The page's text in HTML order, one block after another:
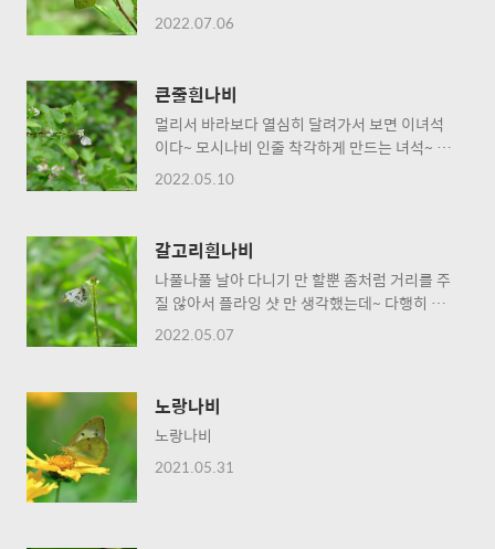
중~ ㅋㅋ
2022.07.06
큰줄흰나비
멀리서 바라보다 열심히 달려가서 보면 이녀석
이다~ 모시나비 인줄 착각하게 만드는 녀석~ ㅎ
ㅎ 산딸기꽃에 앉아서 열심히 꿀 빠는 중이다~
2022.05.10
갈고리흰나비
나풀나풀 날아 다니기 만 할뿐 좀처럼 거리를 주
질 않아서 플라잉 샷 만 생각했는데~ 다행히 주
변에 피어 있는 냉이꽃에 앉아서 열심히 담아 주
2022.05.07
노랑나비
노랑나비
2021.05.31